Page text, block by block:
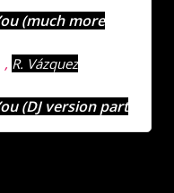
(much more
, R. Vázquez
(DJ version part